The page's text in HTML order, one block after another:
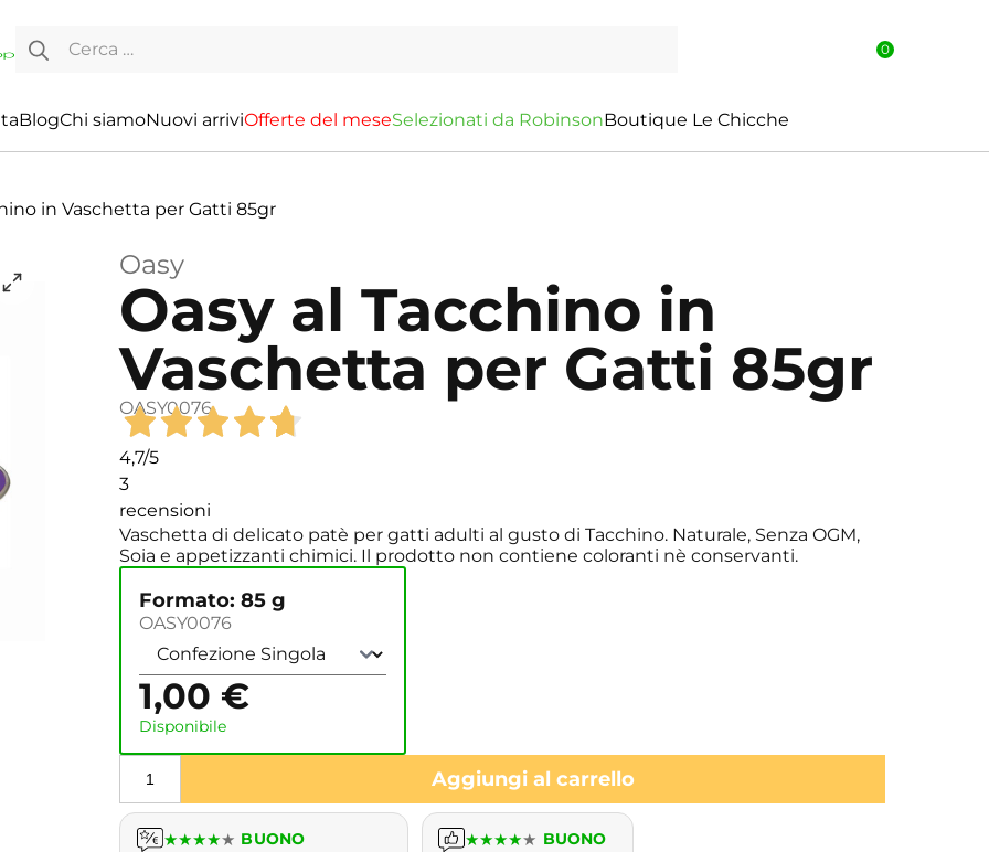
Ricerca per:
0
BlogChi siamoNuovi arriviOfferte del meseSelezionati da RobinsonBoutique Le Chicche
in Vaschetta per Gatti 85gr
Oasy
Oasy al Tacchino in
Vaschetta per Gatti 85gr
OASY0076
4,7/5
3
recensioni
Vaschetta di delicato patè per gatti adulti al gusto di Tacchino. Naturale, Senza OGM,
Soia e appetizzanti chimici. Il prodotto non contiene coloranti nè conservanti.
Formato: 85 g
OASY0076
1,00 €
Disponibile
Aggiungi al carrello
★★★★★ BUONO
★★★★★ BUONO